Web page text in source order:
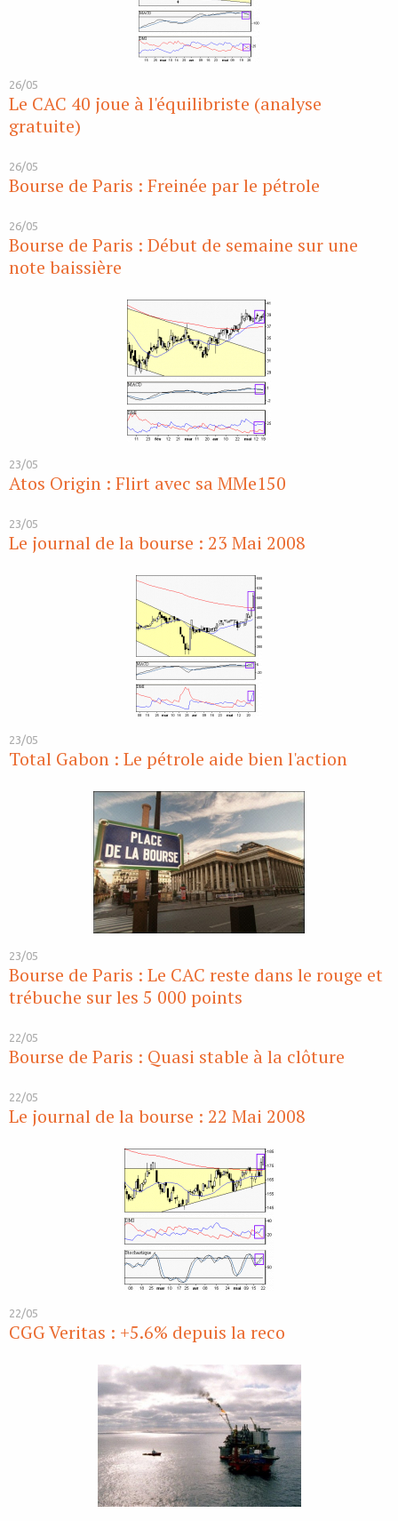
26/05
Le CAC 40 joue à l'équilibriste (analyse
gratuite)
26/05
Bourse de Paris : Freinée par le pétrole
26/05
Bourse de Paris : Début de semaine sur une
note baissière
23/05
Atos Origin : Flirt avec sa MMe150
23/05
Le journal de la bourse : 23 Mai 2008
23/05
Total Gabon : Le pétrole aide bien l'action
23/05
Bourse de Paris : Le CAC reste dans le rouge et
trébuche sur les 5 000 points
22/05
Bourse de Paris : Quasi stable à la clôture
22/05
Le journal de la bourse : 22 Mai 2008
22/05
CGG Veritas : +5.6% depuis la reco